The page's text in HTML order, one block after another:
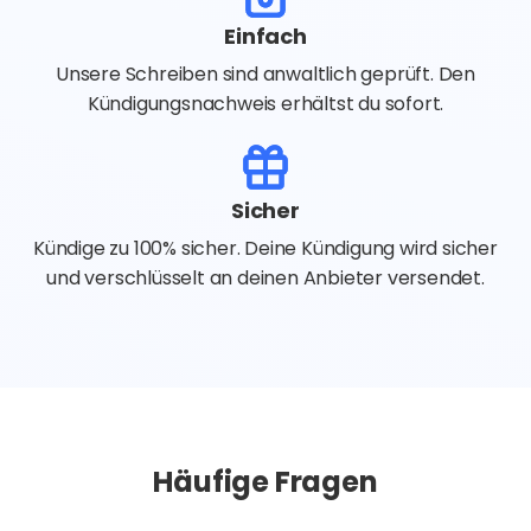
Einfach
Unsere Schreiben sind anwaltlich geprüft. Den
Kündigungsnachweis erhältst du sofort.
Sicher
Kündige zu 100% sicher. Deine Kündigung wird sicher
und verschlüsselt an deinen Anbieter versendet.
Häufige Fragen